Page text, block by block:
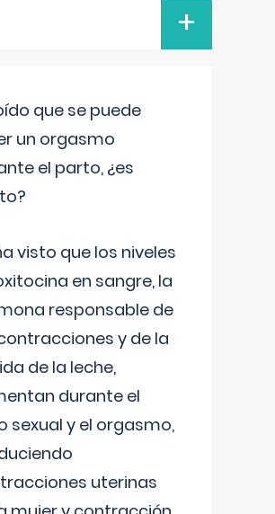
+
que se puede
un orgasmo
el parto, ¿es
visto que los niveles
en sangre, la
responsable de
y de la
de la leche,
durante el
sexual y el orgasmo,
uterinas